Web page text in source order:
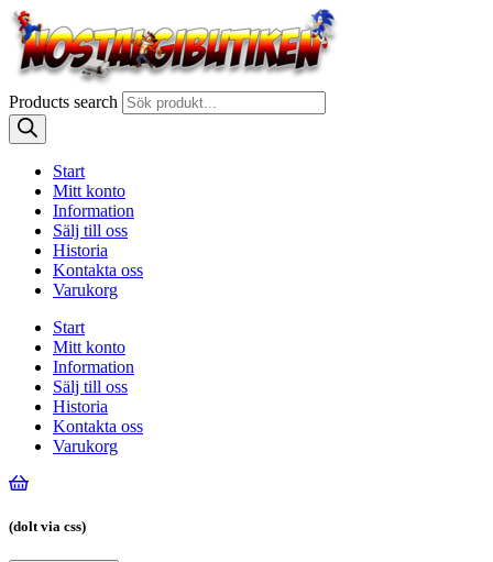
Products search
Start
Mitt konto
Information
Sälj till oss
Historia
Kontakta oss
Varukorg
Start
Mitt konto
Information
Sälj till oss
Historia
Kontakta oss
Varukorg
(dolt via css)